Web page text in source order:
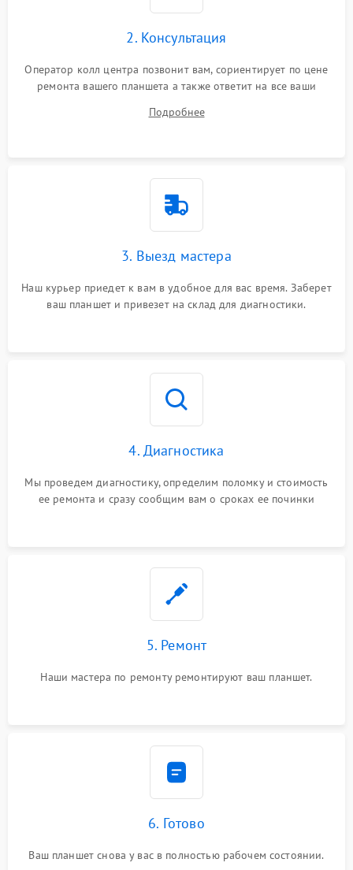
2. Консультация
Оператор колл центра позвонит вам, сориентирует по цене
ремонта вашего планшета а также ответит на все ваши
Подробнее
3. Выезд мастера
Наш курьер приедет к вам в удобное для вас время. Заберет
ваш планшет и привезет на склад для диагностики.
4. Диагностика
Мы проведем диагностику, определим поломку и стоимость
ее ремонта и сразу сообщим вам о сроках ее починки
5. Ремонт
Наши мастера по ремонту ремонтируют ваш планшет.
6. Готово
Ваш планшет снова у вас в полностью рабочем состоянии.